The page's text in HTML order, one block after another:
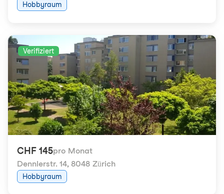
Hobbyraum
Verifiziert
CHF 145pro Monat
Dennlerstr. 14, 8048 Zürich
Hobbyraum